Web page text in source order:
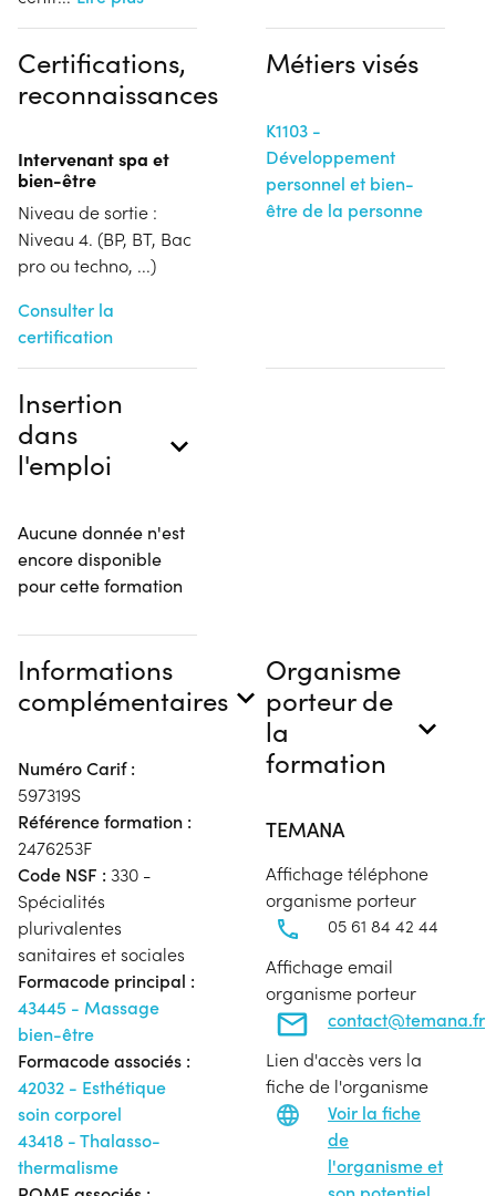
Certifications,
reconnaissances
Intervenant spa et
bien-être
Niveau de sortie :
Niveau 4. (BP, BT, Bac
pro ou techno, ...)
Consulter la
certification
Métiers visés
K1103 -
Développement
personnel et bien-
être de la personne
Insertion
dans
l'emploi
Aucune donnée n'est
encore disponible
pour cette formation
Informations
complémentaires
Numéro Carif :
597319S
Référence formation :
2476253F
Code NSF : 330 -
Spécialités
plurivalentes
sanitaires et sociales
Formacode principal :
43445 - Massage
bien-être
Formacode associés :
42032 - Esthétique
soin corporel
43418 - Thalasso-
thermalisme
Organisme
porteur de
la
formation
TEMANA
Affichage téléphone
organisme porteur
05 61 84 42 44
Affichage email
organisme porteur
contact@temana.fr
Lien d'accès vers la
fiche de l'organisme
Voir la fiche
de
l'organisme et